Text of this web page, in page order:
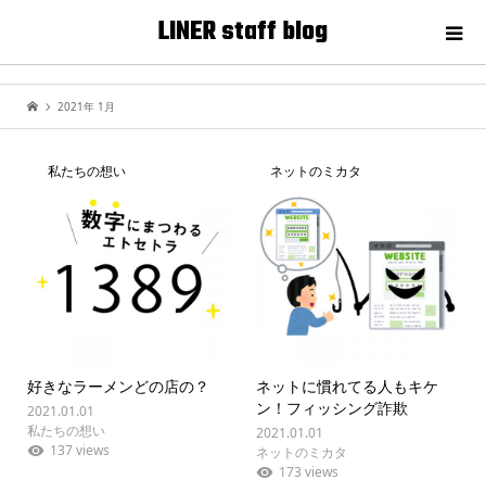
LINER staff blog
2021年 1月
私たちの想い
好きなラーメンどの店の？
2021.01.01
私たちの想い
137 views
ネットのミカタ
ネットに慣れてる人もキケ
ン！フィッシング詐欺
2021.01.01
ネットのミカタ
173 views